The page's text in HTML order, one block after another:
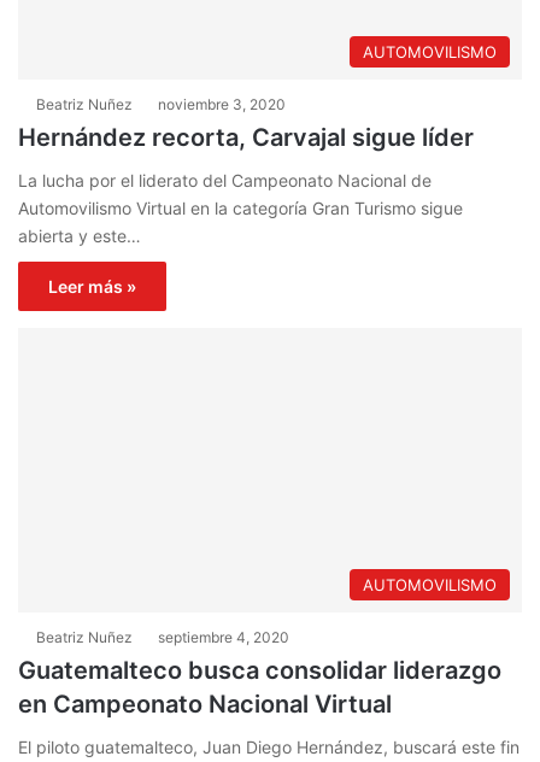
AUTOMOVILISMO
Beatriz Nuñez noviembre 3, 2020
Hernández recorta, Carvajal sigue líder
La lucha por el liderato del Campeonato Nacional de
Automovilismo Virtual en la categoría Gran Turismo sigue
abierta y este…
Leer más »
AUTOMOVILISMO
Beatriz Nuñez septiembre 4, 2020
Guatemalteco busca consolidar liderazgo
en Campeonato Nacional Virtual
El piloto guatemalteco, Juan Diego Hernández, buscará este fin